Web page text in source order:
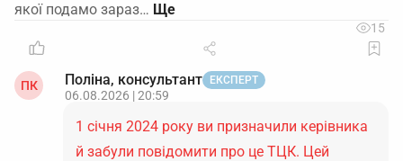
якої подамо зараз…
15
ПК Поліна, консультант ЕКСПЕРТ
06.08.2026 | 20:59
1 січня 2024 року ви призначили керівника
й забули повідомити про це ТЦК. Цей